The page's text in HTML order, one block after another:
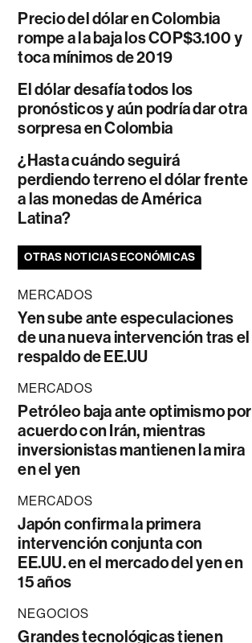
Precio del dólar en Colombia
rompe a la baja los COP$3.100 y
toca mínimos de 2019
El dólar desafía todos los
pronósticos y aún podría dar otra
sorpresa en Colombia
¿Hasta cuándo seguirá
perdiendo terreno el dólar frente
a las monedas de América
Latina?
OTRAS NOTICIAS ECONÓMICAS
MERCADOS
Yen sube ante especulaciones
de una nueva intervención tras el
respaldo de EE.UU
MERCADOS
Petróleo baja ante optimismo por
acuerdo con Irán, mientras
inversionistas mantienen la mira
en el yen
MERCADOS
Japón confirma la primera
intervención conjunta con
EE.UU. en el mercado del yen en
15 años
NEGOCIOS
Grandes tecnológicas tienen